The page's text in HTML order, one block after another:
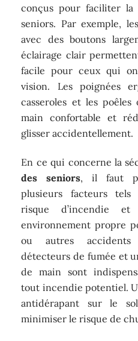
conçus pour faciliter la
seniors. Par exemple,
avec des boutons
éclairage clair
facile pour ceux qui
vision. Les poignées
casseroles et les
main confortable et
glisser accidentellement.
En ce qui concerne la
des seniors, il faut
plusieurs facteurs tels
risque d’incendie
environnement propre
ou autres accidents
détecteurs de fumée et
de main sont
tout incendie potentiel.
antidérapant sur le
minimiser le risque de